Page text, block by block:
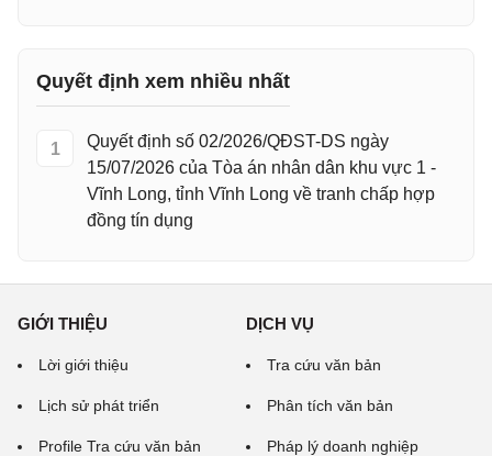
Quyết định xem nhiều nhất
1
Quyết định số 02/2026/QĐST-DS ngày
15/07/2026 của Tòa án nhân dân khu vực 1 -
Vĩnh Long, tỉnh Vĩnh Long về tranh chấp hợp
đồng tín dụng
GIỚI THIỆU
Lời giới thiệu
Lịch sử phát triển
Profile Tra cứu văn bản
DỊCH VỤ
Tra cứu văn bản
Phân tích văn bản
Pháp lý doanh nghiệp